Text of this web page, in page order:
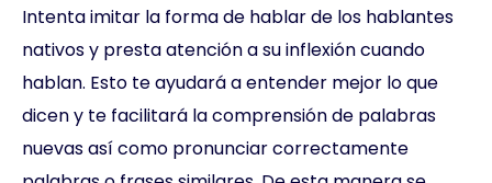
Intenta imitar la forma de hablar de los hablantes
nativos y presta atención a su inflexión cuando
hablan. Esto te ayudará a entender mejor lo que
dicen y te facilitará la comprensión de palabras
nuevas así como pronunciar correctamente